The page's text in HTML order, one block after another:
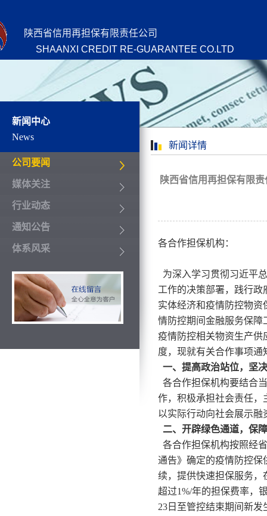
陕西省信用再担保有限责任公司
SHAANXI CREDIT RE-GUARANTEE CO.LTD
新闻中心
News
公司要闻
媒体关注
行业动态
通知公告
体系风采
新闻详情
陕西省信用再担保有限
各合作担保机构：
为深入学习贯彻习近平
工作的决策部署，践行
实体经济和疫情防控物
情防控期间金融服务保障
疫情防控相关物资生产供
度，现就有关合作事项通
一、提高政治站位，坚
各合作担保机构要结合
作，积极承担社会责任，
以实际行动向社会展示
二、开辟绿色通道，保
各合作担保机构按照经
通告》确定的疫情防控保
续，提供快速担保服务，
超过1%/年的担保费率，
23日至管控结束期间新